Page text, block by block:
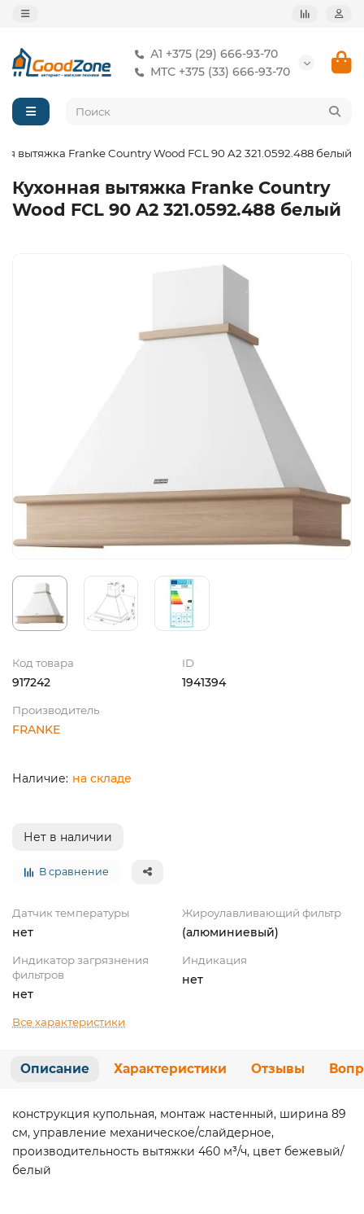
А1 +375 (29) 666-93-70
МТС +375 (33) 666-93-70
вытяжка Franke Country Wood FCL 90 A2 321.0592.488 белый
Кухонная вытяжка Franke Country
Wood FCL 90 A2 321.0592.488 белый
Код товара
917242
ID
1941394
Производитель
FRANKE
на складе
Нет в наличии
В сравнение
Датчик температуры
нет
Жироулавливающий фильтр
(алюминиевый)
Индикатор загрязнения
фильтров
нет
Индикация
нет
Все характеристики
Описание Характеристики Отзывы
конструкция купольная, монтаж настенный, ширина 89
см, управление механическое/слайдерное,
производительность вытяжки 460 м³/ч, цвет бежевый/
белый